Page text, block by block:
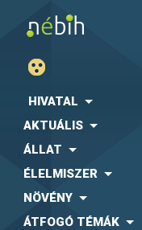
HIVATAL
AKTUÁLIS
ÁLLAT
ÉLELMISZER
NÖVÉNY
ÁTFOGÓ TÉMÁK